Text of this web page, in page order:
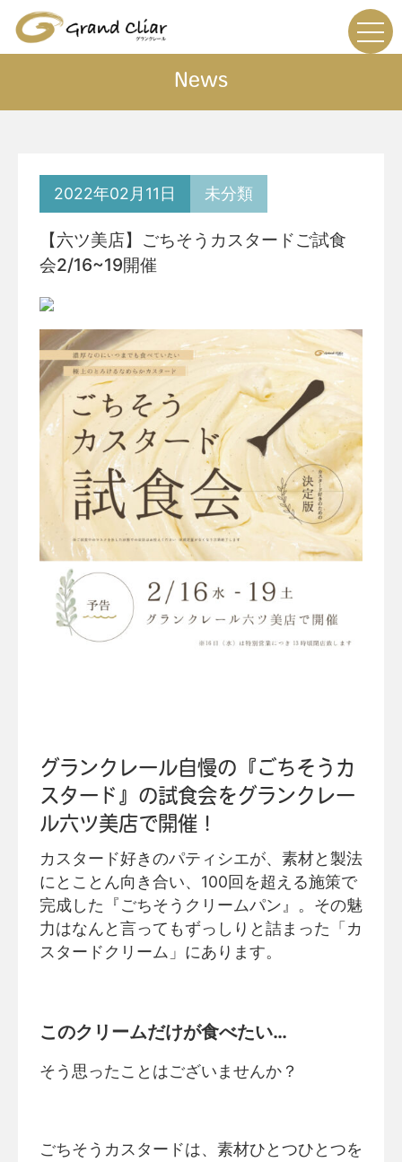
News
2022年02月11日 未分類
【六ツ美店】ごちそうカスタードご試食
会2/16~19開催
グランクレール自慢の『ごちそうカ
スタード』の試食会をグランクレー
ル六ツ美店で開催！
カスタード好きのパティシエが、素材と製法
にとことん向き合い、100回を超える施策で
完成した『ごちそうクリームパン』。その魅
力はなんと言ってもずっしりと詰まった「カ
スタードクリーム」にあります。
このクリームだけが食べたい…
そう思ったことはございませんか？
ごちそうカスタードは、素材ひとつひとつを